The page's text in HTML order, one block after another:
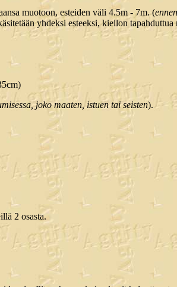
muotoon, esteiden väli 4.5m - 7m. (
yhdeksi esteeksi, kiellon
joko maaten, istuen tai seisten).
2 osasta.